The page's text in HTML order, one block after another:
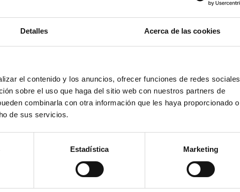
Detalles Acerca de las cookies
el contenido y los anuncios, ofrecer funciones de redes sociales
sobre el uso que haga del sitio web con nuestros partners de
combinarla con otra información que les haya proporcionado o
de sus servicios.
Estadística Marketing
disfrutar de un hogar en armonía
Next
article
NEXT ARTICLE
para pasar una cuarentena